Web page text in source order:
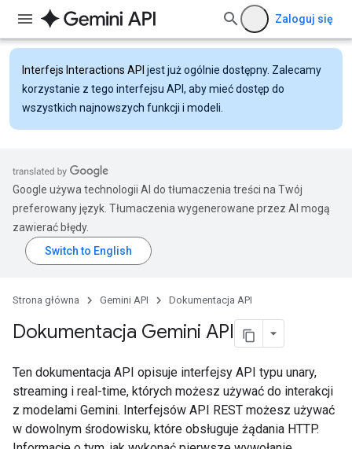
Zaloguj się
Interfejs Interactions API jest już ogólnie dostępny. Zalecamy
korzystanie z tego interfejsu API, aby mieć dostęp do
wszystkich najnowszych funkcji i modeli.
Google używa technologii AI do tłumaczenia treści na Twój
preferowany język. Tłumaczenia wygenerowane przez AI mogą
zawierać błędy.
Strona główna Gemini API Dokumentacja API
Dokumentacja Gemini API
Ten dokumentacja API opisuje interfejsy API typu unary,
streaming i real-time, których możesz używać do interakcji
z modelami Gemini. Interfejsów API REST możesz używać
w dowolnym środowisku, które obsługuje żądania HTTP.